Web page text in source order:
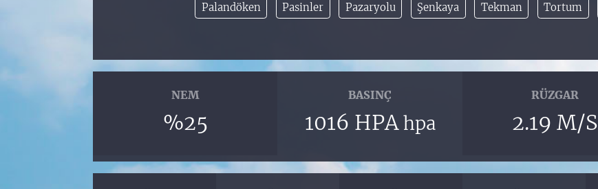
Palandöken Pasinler Pazaryolu Şenkaya Tekman Tortum
NEM
%25
BASINÇ
1016 HPAhpa
RÜZGAR
2.19 M/S